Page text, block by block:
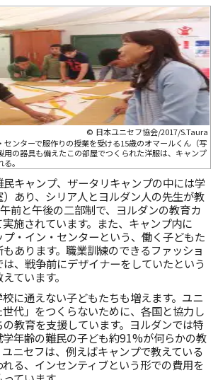
© 日本ユニセフ協会/2017/S.Taura
センターで服作りの授業を受ける15歳のオマールくん（写
用の器具も備えたこの部屋でつくられた洋服は、キャンプ
。
キャンプ、ザータリキャンプの中には学
あり、シリア人とヨルダン人の先生が教
前と午後の二部制で、ヨルダンの教育カ
施されています。また、キャンプ内に
・イン・センターという、働く子どもた
あります。職業訓練のできるファッショ
、戦争前にデザイナーをしていたという
ています。
に通えない子どもたちも増えます。ユニ
代」をつくらないために、各国と協力し
教育を支援しています。ヨルダンでは特
学年齢の難民の子ども約91%が何らかの教
ニセフは、例えばキャンプで教えている
る、インセンティブという形での費用を